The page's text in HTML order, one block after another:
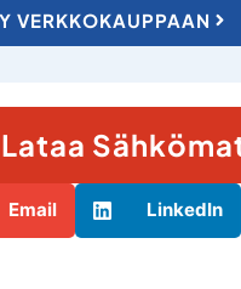
VERKKOKAUPPAAN
Lataa
Email LinkedIn